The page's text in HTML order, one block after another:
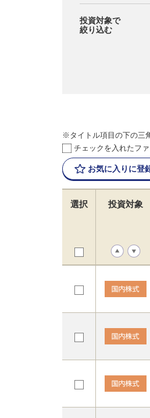
投資対象で
絞り込む
※タイトル項目の下の三
チェックを入れたフ
お気に入りに登
選択 投資対象